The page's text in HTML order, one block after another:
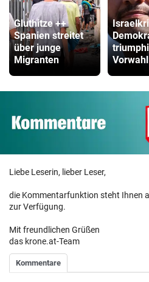
Gluthitze ++
Spanien streitet
über junge
Migranten
Vorwahl
Liebe Leserin, lieber Leser,
die Kommentarfunktion steht Ihnen
zur Verfügung.
Mit freundlichen Grüßen
das krone.at-Team